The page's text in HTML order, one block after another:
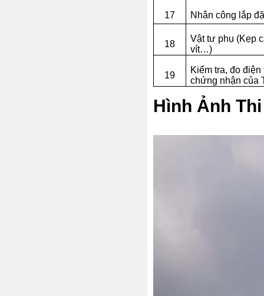
17 Nhân công lắp
18
Vật tư phụ (Kẹp
vít…)
19
Kiểm tra, đo
chứng nhận của
Hình Ảnh